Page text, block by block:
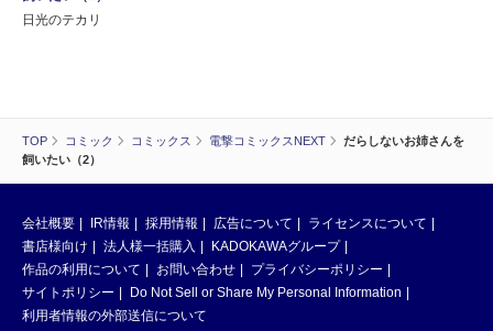
TOP コミック コミックス 電撃コミックスNEXT
だらしないお姉さんを
飼いたい（2）
日光のテカリ
会社概要 IR情報 採用情報 広告について
ライセンスについて
書店様向け
法人様一括購入
KADOKAWAグループ
作品の利用について
お問い合わせ
プライバシーポリシー
サイトポリシー
Do Not Sell or Share My Personal Information
利用者情報の外部送信について